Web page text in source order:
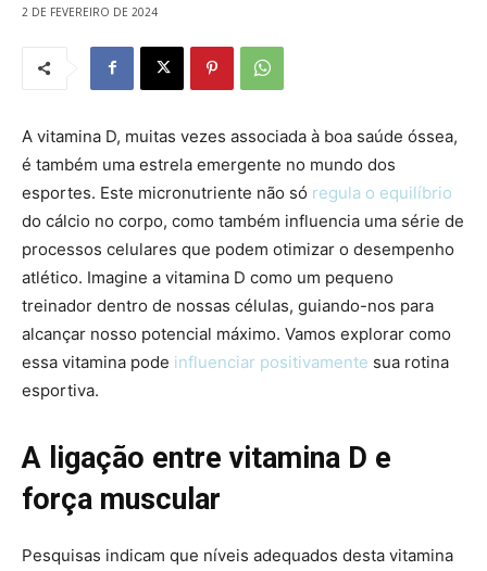
2 DE FEVEREIRO DE 2024
A vitamina D, muitas vezes associada à boa saúde óssea,
é também uma estrela emergente no mundo dos
esportes. Este micronutriente não só regula o equilíbrio
do cálcio no corpo, como também influencia uma série de
processos celulares que podem otimizar o desempenho
atlético. Imagine a vitamina D como um pequeno
treinador dentro de nossas células, guiando-nos para
alcançar nosso potencial máximo. Vamos explorar como
essa vitamina pode influenciar positivamente sua rotina
esportiva.
A ligação entre vitamina D e
força muscular
Pesquisas indicam que níveis adequados desta vitamina